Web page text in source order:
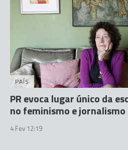
PAÍS
PR evoca lugar único da
no feminismo e jornalismo
4 Fev 12:19